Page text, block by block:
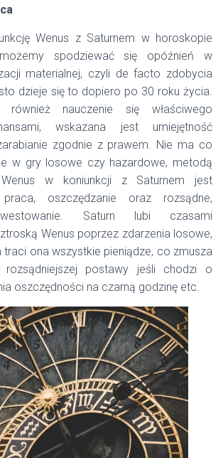
Wenus z Saturnem w horoskopie
spodziewać się opóźnień w
materialnej, czyli de facto zdobycia
dzieje się to dopiero po 30 roku życia.
również nauczenie się właściwego
wskazana jest umiejętność
zgodnie z prawem. Nie ma co
w gry losowe czy hazardowe, metodą
w koniunkcji z Saturnem jest
praca, oszczędzanie oraz rozsądne,
Saturn lubi czasami
Wenus poprzez zdarzenia losowe,
traci ona wszystkie pieniądze, co zmusza
postawy jeśli chodzi o
oszczędności na czarną godzinę etc.